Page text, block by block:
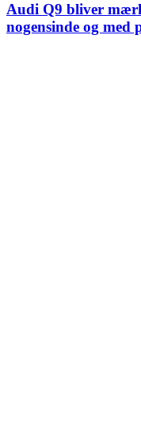
Audi Q9 bliver
nogensinde og med